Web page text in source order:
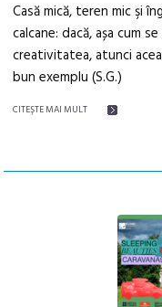
Casă mică, teren mic şi
calcane: dacă, așa cum
creativitatea, atunci
bun exemplu (S.G.)
CITEŞTE MAI MULT